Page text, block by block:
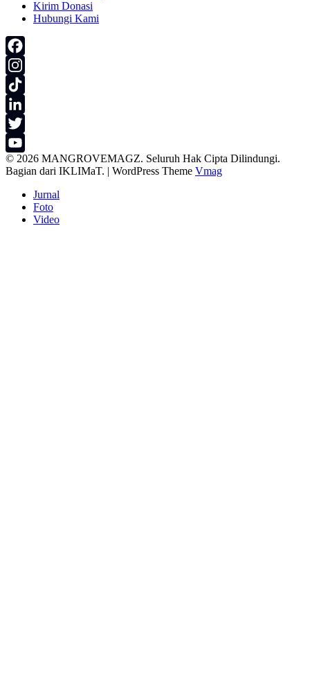
Kirim Donasi
Hubungi Kami
Facebook
Instagram
TikTok
LinkedIn
Twitter
YouTube
© 2026 MANGROVEMAGZ. Seluruh Hak Cipta Dilindungi.
Bagian dari IKLIMaT. | WordPress Theme Vmag
Jurnal
Foto
Video